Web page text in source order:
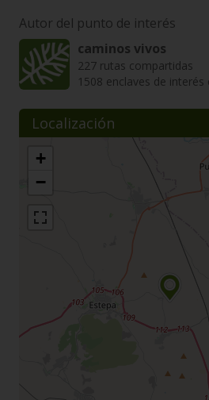
Autor del punto de interés
caminos vivos
227 rutas compartidas
1508 enclaves de
Localización
+
−